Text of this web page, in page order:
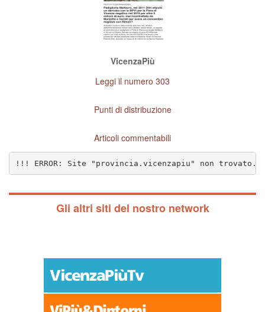
VicenzaPiù
Leggi il numero 303
Punti di distribuzione
Articoli commentabili
!!! ERROR: Site "provincia.vicenzapiu" non trovato.
Gli altri siti del nostro network